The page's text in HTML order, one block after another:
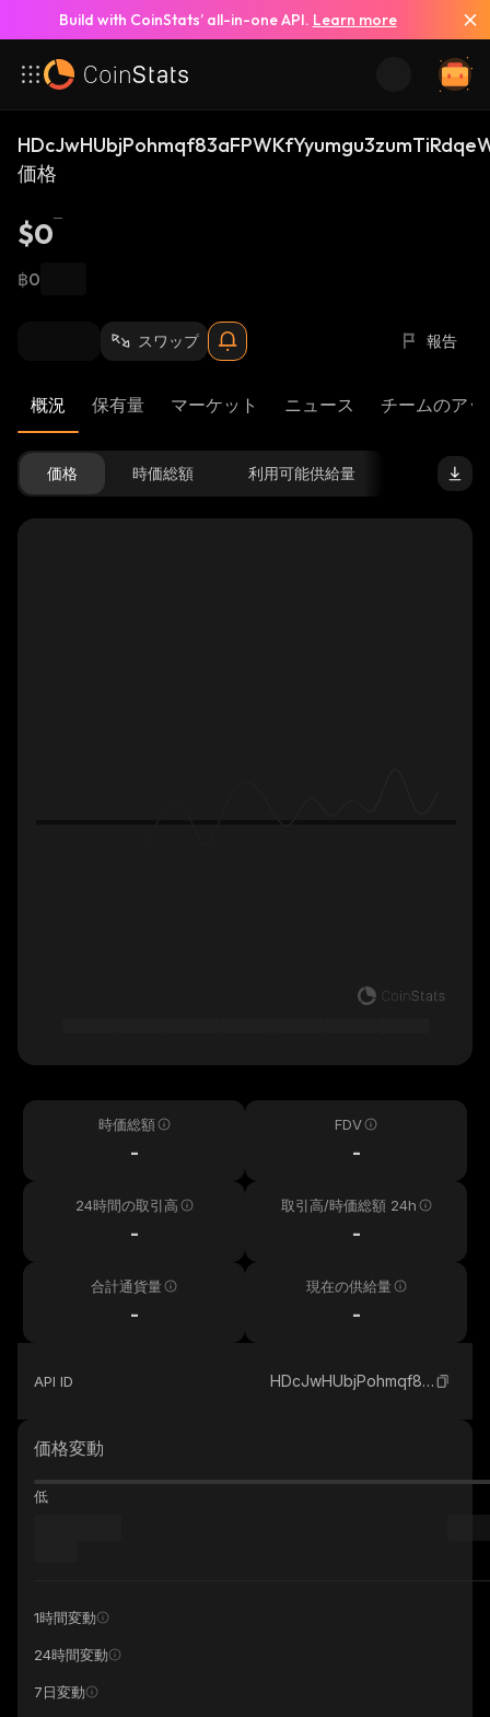
Build with CoinStats’ all-in-one API. Learn more
価格
$0
฿0
スワップ 報告
概況 保有量 マーケット ニュース チームのア
価格 時価総額 利用可能供給量
時価総額
-
FDV
-
24時間の取引高
-
取引高/時価総額 24h
-
合計通貨量
-
現在の供給量
-
API ID HDcJwHUbjPohmqf83aFPWKfYyumgu3zumTiRdqeWWipG_solana
価格変動
低
1時間変動
24時間変動
7日変動